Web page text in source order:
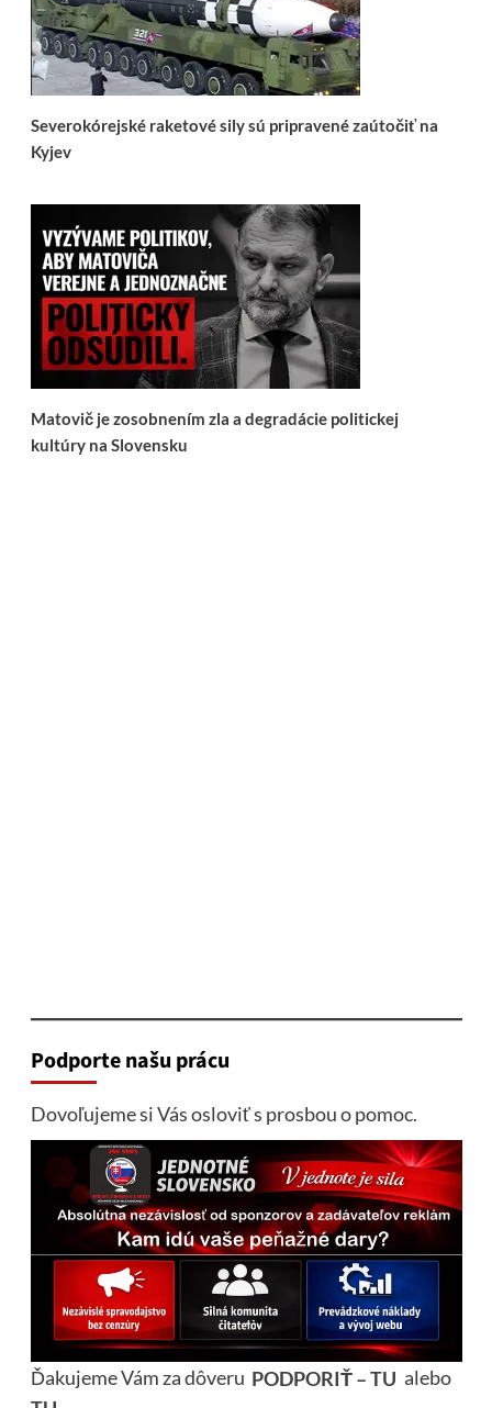
Severokórejské raketové sily sú pripravené zaútočiť na
Kyjev
Matovič je zosobnením zla a degradácie politickej
kultúry na Slovensku
Podporte našu prácu
Dovoľujeme si Vás osloviť s prosbou o pomoc.
Ďakujeme Vám za dôveru PODPORIŤ – TU alebo